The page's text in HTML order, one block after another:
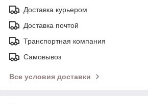
Доставка курьером
Доставка почтой
Транспортная компания
Самовывоз
Все условия доставки